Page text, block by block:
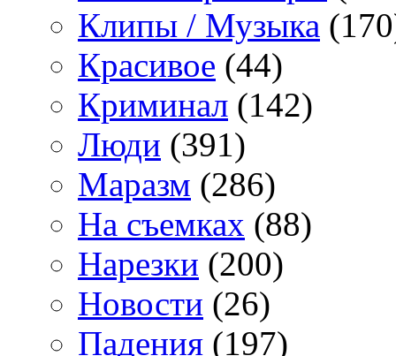
Клипы / Музыка
Красивое (44)
Криминал (142)
Люди (391)
Маразм (286)
На съемках (88)
Нарезки (200)
Новости (26)
Падения (197)